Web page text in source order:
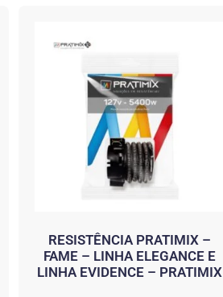
RESISTÊNCIA PRATIMIX –
FAME – LINHA ELEGANCE E
LINHA EVIDENCE – PRATIMIX